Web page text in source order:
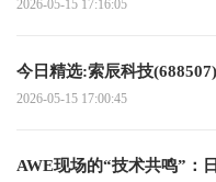
2026-05-15 17:16:05
今日精选:索辰科技
2026-05-15 17:00:45
AWE现场的“技术共鸣”：